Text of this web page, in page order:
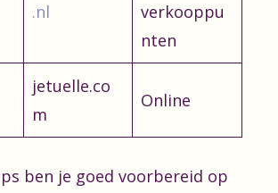
.nl
verkooppu
nten
jetuelle.co
m
Online
ben je goed voorbereid op